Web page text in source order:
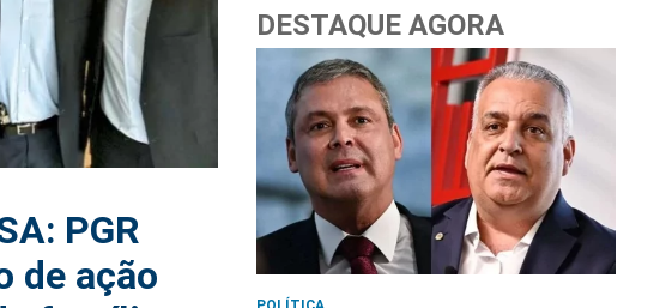
PGR
de ação
DESTAQUE AGORA